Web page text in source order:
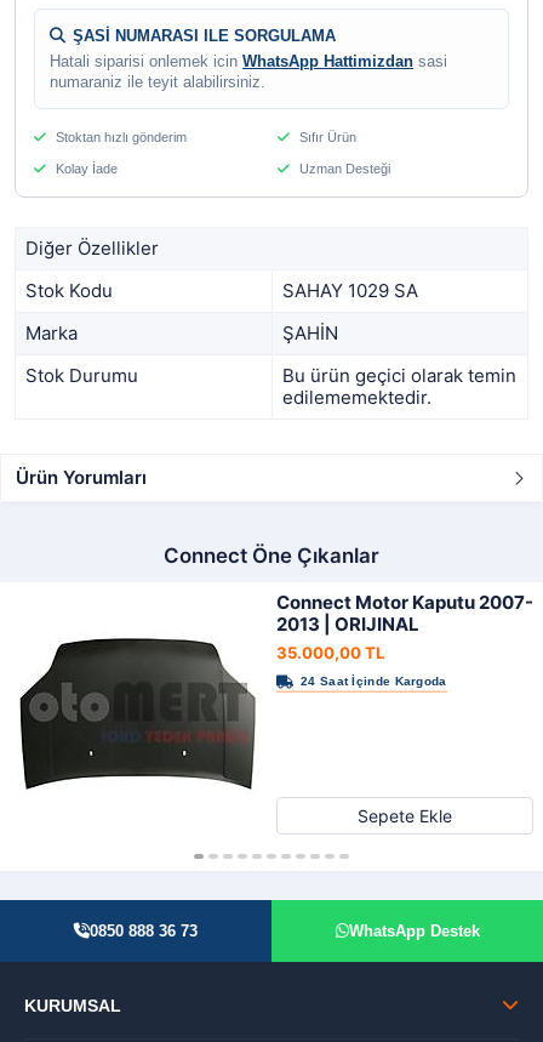
ŞASİ NUMARASI ILE SORGULAMA
Hatali siparisi onlemek icin WhatsApp Hattimizdan sasi
numaraniz ile teyit alabilirsiniz.
Stoktan hızlı gönderim Sıfır Ürün
Kolay İade Uzman Desteği
Diğer Özellikler
Stok Kodu
SAHAY 1029 SA
Marka
ŞAHİN
Stok Durumu
Bu ürün geçici olarak temin
edilememektedir.
Ürün Yorumları
Connect Öne Çıkanlar
Connect Motor Kaputu 2007-
2013 | ORIJINAL
35.000,00 TL
Sepete Ekle
0850 888 36 73 WhatsApp Destek
KURUMSAL